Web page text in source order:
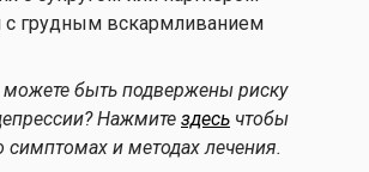
с грудным вскармливанием
можете быть подвержены риску
Нажмите здесь чтобы
симптомах и методах лечения.